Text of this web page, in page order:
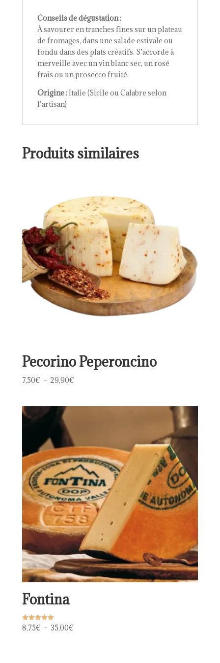
Conseils de dégustation :
À savourer en tranches fines sur un plateau
de fromages, dans une salade estivale ou
fondu dans des plats créatifs. S’accorde à
merveille avec un vin blanc sec, un rosé
frais ou un prosecco fruité.
Origine :Italie (Sicile ou Calabre selon
l’artisan)
Produits similaires
Pecorino Peperoncino
7,50€ – 29,90€Plage
Fontina
Note
5.00
8,75€ – 35,00€Plage